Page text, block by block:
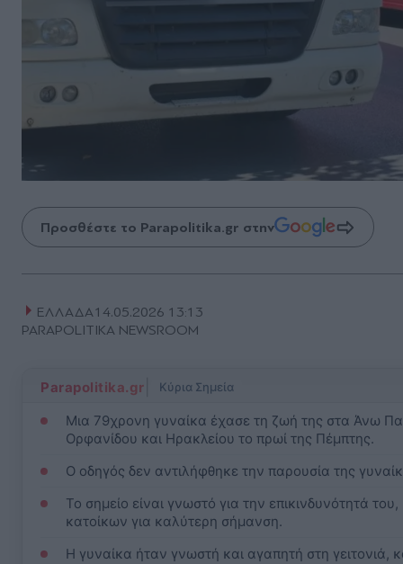
Προσθέστε το Parapolitika.gr στην
ΕΛΛΑΔΑ14.05.2026 13:13
PARAPOLITIKA NEWSROOM
Parapolitika.gr Κύρια Σημεία
Μια 79χρονη γυναίκα έχασε τη ζωή της στα Άνω
Ορφανίδου και Ηρακλείου το πρωί της Πέμπτης.
Ο οδηγός δεν αντιλήφθηκε την παρουσία της
Το σημείο είναι γνωστό για την επικινδυνότητά
κατοίκων για καλύτερη σήμανση.
Η γυναίκα ήταν γνωστή και αγαπητή στη